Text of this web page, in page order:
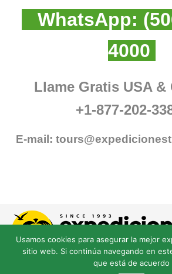
WhatsApp:
4000
Llame Gratis USA &
+1-877-202-
E-mail:
Usamos cookies para asegurar la mejor
sitio web. Si continúa navegando en
que está de acuerdo